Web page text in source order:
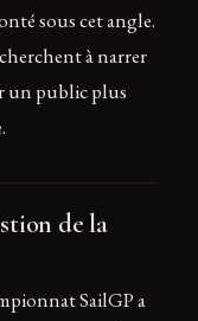
sous cet angle.
à narrer
un public plus
de la
SailGP a